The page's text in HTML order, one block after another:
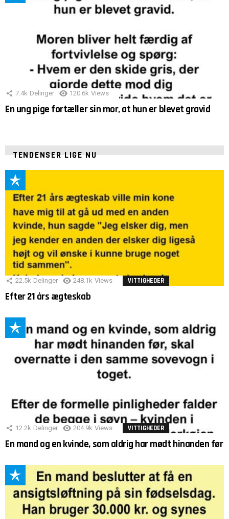
7.4k Delinger 120.6k Views
En ung pige fortæller sin mor, at hun er blevet gravid
TENDENSER LIGE NU
22.5k Delinger 248.1k Views VITTIGHEDER
Efter 21 års ægteskab
12.2k Delinger 204.9k Views VITTIGHEDER
En mand og en kvinde, som aldrig har mødt hinanden før